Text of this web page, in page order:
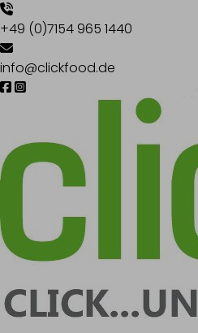
+49 (0)7154 965 1440
info@clickfood.de